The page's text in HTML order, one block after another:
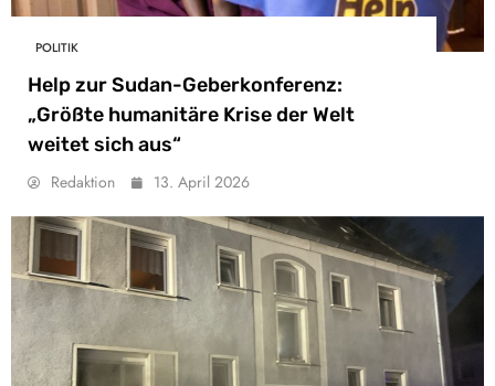
POLITIK
Help zur Sudan-Geberkonferenz:
„Größte humanitäre Krise der Welt
weitet sich aus“
Redaktion 13. April 2026